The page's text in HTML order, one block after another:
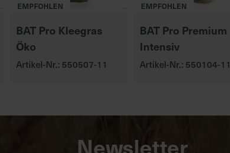
EMPFOHLEN
BAT Pro Kleegras
Öko
Artikel-Nr.: 550507-11
EMPFOHLEN
BAT Pro Premium
Intensiv
Artikel-Nr.: 550104-11
Newsletter